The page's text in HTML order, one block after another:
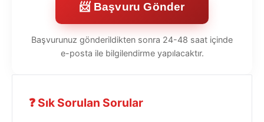
📨 Başvuru Gönder
Başvurunuz gönderildikten sonra 24-48 saat içinde
e-posta ile bilgilendirme yapılacaktır.
❓ Sık Sorulan Sorular